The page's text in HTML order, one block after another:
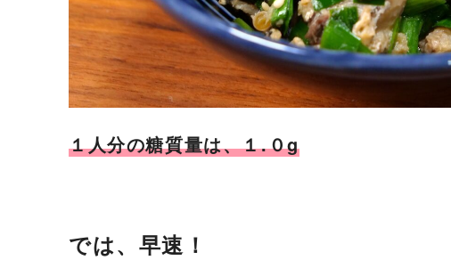
１人分の糖質量は、１.０g
では、早速！